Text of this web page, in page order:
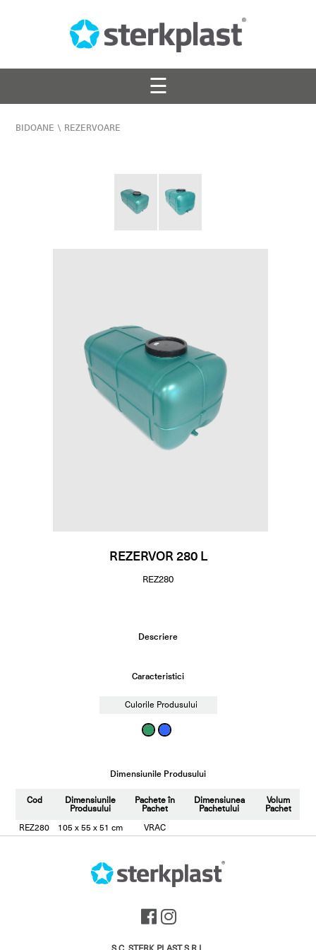
☰
BIDOANE \ REZERVOARE
REZERVOR 280 L
REZ280
Descriere
Caracteristici
Culorile Produsului
Dimensiunile Produsului
Cod Dimensiunile
Produsului
Pachete în
Pachet
Dimensiunea
Pachetului
Volum
Pachet
REZ280
105 x 55 x 51 cm VRAC